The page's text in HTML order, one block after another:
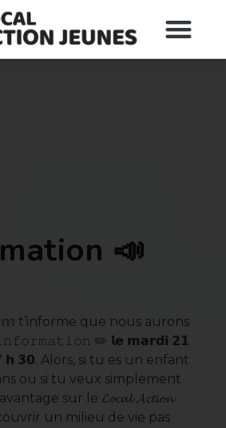
📣
t’informe que nous aurons
✏️ 𝗹𝗲 𝗺𝗮𝗿𝗱𝗶 𝟮𝟭
𝟯𝟬. Alors, si tu es un enfant
ou si tu veux simplement
sur le 𝓛𝓸𝓬𝓪𝓵 𝓐𝓬𝓽𝓲𝓸𝓷
un milieu de vie pas